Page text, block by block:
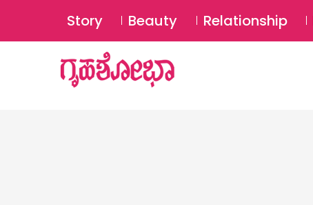
Story Beauty Relationship